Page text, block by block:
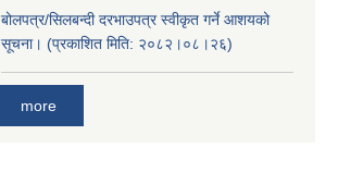
बोलपत्र/सिलबन्दी दरभाउपत्र स्वीकृत गर्ने आशयको
सूचना। (प्रकाशित मिति: २०८२।०८।२६)
more